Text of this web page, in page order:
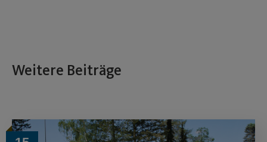
Weitere Beiträge